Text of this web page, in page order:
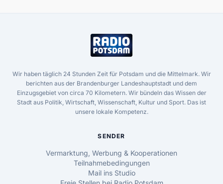
Wir haben täglich 24 Stunden Zeit für Potsdam und die Mittelmark. Wir
berichten aus der Brandenburger Landeshauptstadt und dem
Einzugsgebiet von circa 70 Kilometern. Wir bündeln das Wissen der
Stadt aus Politik, Wirtschaft, Wissenschaft, Kultur und Sport. Das ist
unsere lokale Kompetenz.
SENDER
Vermarktung, Werbung & Kooperationen
Teilnahmebedingungen
Mail ins Studio